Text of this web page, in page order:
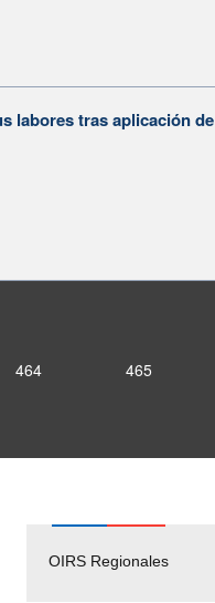
labores tras aplicación de
464 465
OIRS Regionales